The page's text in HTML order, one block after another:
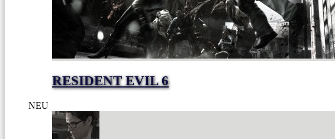
RESIDENT EVIL 6
NEU